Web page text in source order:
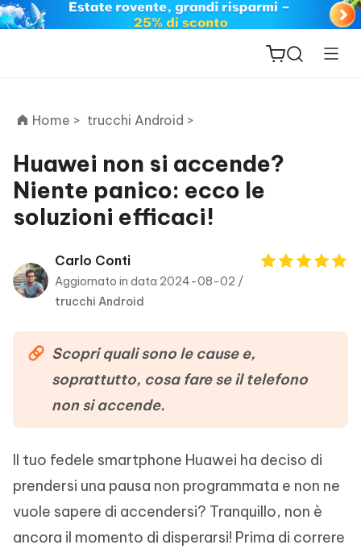
ReiBoot
for iOS
PDNob
PDF
Editor
New
iAnyGo
Home > trucchi Android >
Huawei non si accende?
Niente panico: ecco le
soluzioni efficaci!
Carlo Conti
Aggiornato in data 2024-08-02 /
trucchi Android
Scopri quali sono le cause e,
soprattutto, cosa fare se il telefono
non si accende.
Il tuo fedele smartphone Huawei ha deciso di
prendersi una pausa non programmata e non ne
vuole sapere di accendersi? Tranquillo, non è
ancora il momento di disperarsi! Prima di correre